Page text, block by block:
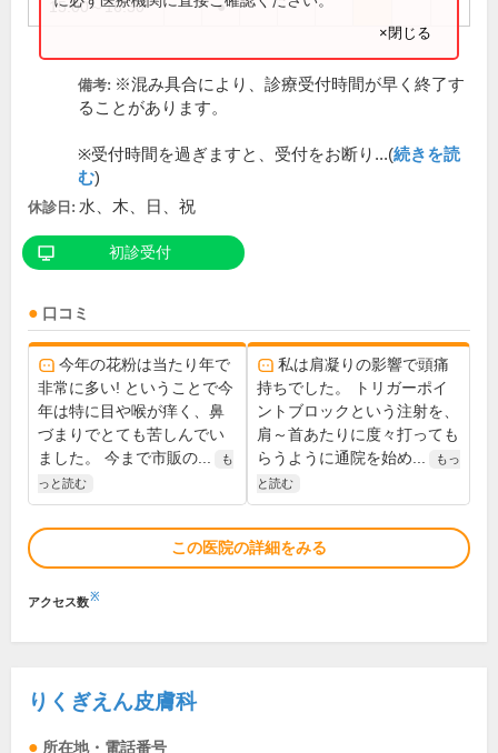
15:00～16:30 ●
×閉じる
備考: ※混み具合により、診療受付時間が早く終了す
ることがあります。
※受付時間を過ぎますと、受付をお断り...(続きを読
む)
休診日: 水、木、日、祝
初診受付
口コミ
今年の花粉は当たり年で
非常に多い! ということで今
年は特に目や喉が痒く、鼻
づまりでとても苦しんでい
ました。 今まで市販の...
も
っと読む
私は肩凝りの影響で頭痛
持ちでした。 トリガーポイ
ントブロックという注射を、
肩～首あたりに度々打っても
らうように通院を始め...
もっ
と読む
この医院の詳細をみる
アクセス数※
りくぎえん皮膚科
所在地・電話番号